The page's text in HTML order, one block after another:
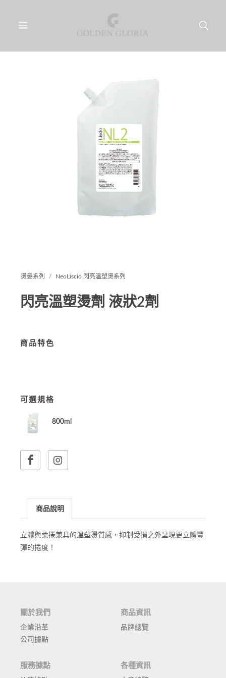
燙髮系列 NeoLiscio 閃亮溫塑燙系列
閃亮溫塑燙劑 液狀2劑
商品特色
可選規格
800ml
商品說明
立體與柔捲兼具的溫塑燙質感，抑制受損之外呈現更立體豐
彈的捲度！
關於我們
企業沿革
公司據點
商品資訊
品牌總覽
服務據點 各種資訊